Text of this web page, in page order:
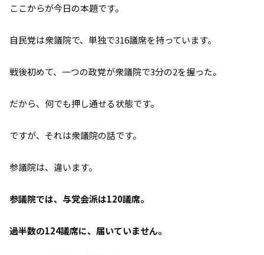
ここからが今日の本題です。
自民党は衆議院で、単独で316議席を持っています。
戦後初めて、一つの政党が衆議院で3分の2を握った。
だから、何でも押し通せる状態です。
ですが、それは衆議院の話です。
参議院は、違います。
参議院では、与党会派は120議席。
過半数の124議席に、届いていません。